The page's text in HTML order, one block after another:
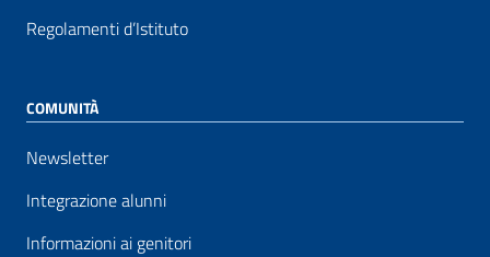
Regolamenti d’Istituto
COMUNITÀ
Newsletter
Integrazione alunni
Informazioni ai genitori